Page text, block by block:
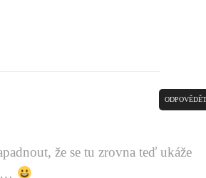
ODPOVĚDĚT
že se tu zrovna teď ukáže